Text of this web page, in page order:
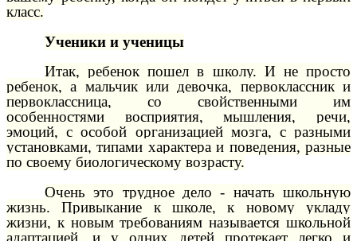
класс.
Ученики и ученицы
Итак, ребенок пошел в школу. И не просто
ребенок, а мальчик или девочка, первоклассник и
первоклассница, со свойственными им
особенностями восприятия, мышления, речи,
эмоций, с особой организацией мозга, с разными
установками, типами характера и поведения, разные
по своему биологическому возрасту.
Очень это трудное дело - начать школьную
жизнь. Привыкание к школе, к новому укладу
жизни, к новым требованиям называется школьной
адаптацией, и у одних детей протекает легко и